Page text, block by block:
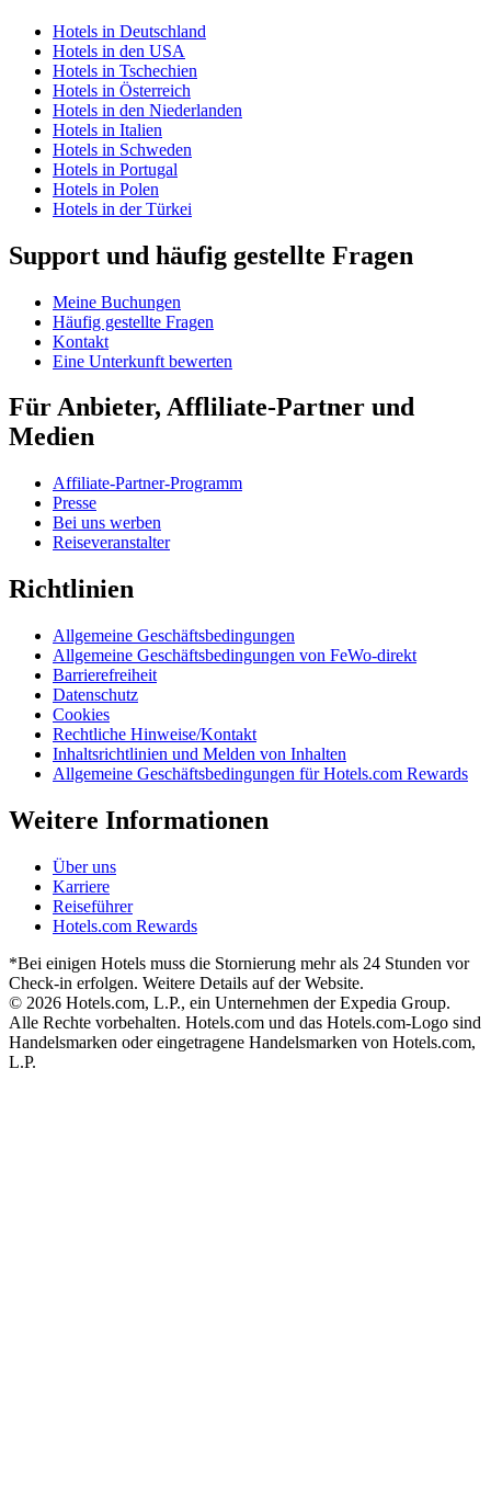
Hotels in Deutschland
Hotels in den USA
Hotels in Tschechien
Hotels in Österreich
Hotels in den Niederlanden
Hotels in Italien
Hotels in Schweden
Hotels in Portugal
Hotels in Polen
Hotels in der Türkei
Support und häufig gestellte Fragen
Meine Buchungen
Häufig gestellte Fragen
Kontakt
Eine Unterkunft bewerten
Für Anbieter, Affliliate-Partner und
Medien
Affiliate-Partner-Programm
Presse
Bei uns werben
Reiseveranstalter
Richtlinien
Allgemeine Geschäftsbedingungen
Allgemeine Geschäftsbedingungen von FeWo-direkt
Barrierefreiheit
Datenschutz
Cookies
Rechtliche Hinweise/Kontakt
Inhaltsrichtlinien und Melden von Inhalten
Allgemeine Geschäftsbedingungen für Hotels.com Rewards
Weitere Informationen
Über uns
Karriere
Reiseführer
Hotels.com Rewards
*Bei einigen Hotels muss die Stornierung mehr als 24 Stunden vor
Check-in erfolgen. Weitere Details auf der Website.
© 2026 Hotels.com, L.P., ein Unternehmen der Expedia Group.
Alle Rechte vorbehalten. Hotels.com und das Hotels.com-Logo sind
Handelsmarken oder eingetragene Handelsmarken von Hotels.com,
L.P.